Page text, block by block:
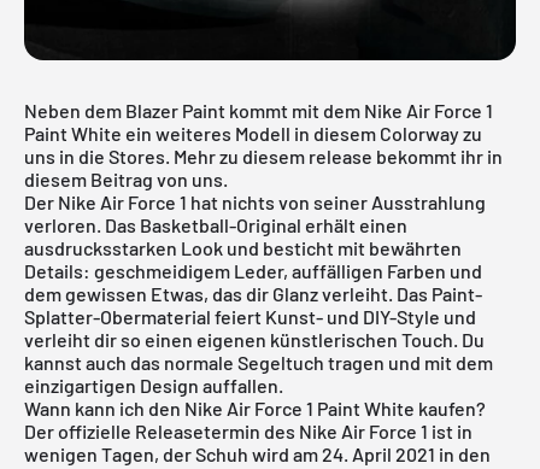
Neben dem Blazer Paint kommt mit dem Nike Air Force 1
Paint White ein weiteres Modell in diesem Colorway zu
uns in die Stores. Mehr zu diesem release bekommt ihr in
diesem Beitrag von uns.
Der Nike Air Force 1 hat nichts von seiner Ausstrahlung
verloren. Das Basketball-Original erhält einen
ausdrucksstarken Look und besticht mit bewährten
Details: geschmeidigem Leder, auffälligen Farben und
dem gewissen Etwas, das dir Glanz verleiht. Das Paint-
Splatter-Obermaterial feiert Kunst- und DIY-Style und
verleiht dir so einen eigenen künstlerischen Touch. Du
kannst auch das normale Segeltuch tragen und mit dem
einzigartigen Design auffallen.
Wann kann ich den Nike Air Force 1 Paint White kaufen?
Der offizielle Releasetermin des Nike Air Force 1 ist in
wenigen Tagen, der Schuh wird am 24. April 2021 in den